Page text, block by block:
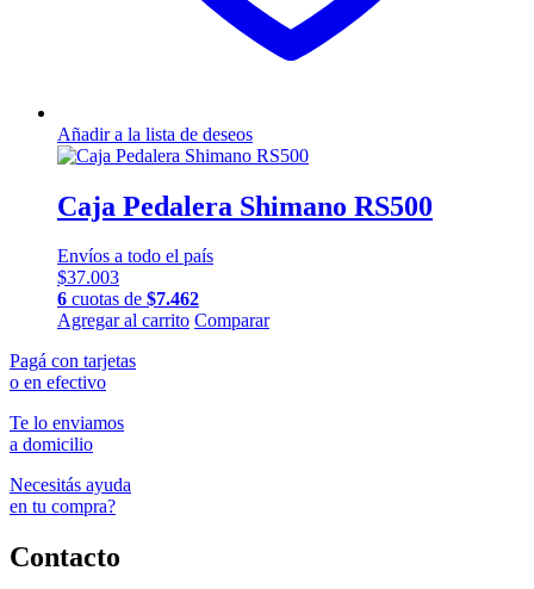
Añadir a la lista de deseos
Caja Pedalera Shimano RS500
Envíos a todo el país
$37.003
6 cuotas de $7.462
Agregar al carrito Comparar
Pagá con tarjetas
o en efectivo
Te lo enviamos
a domicilio
Necesitás ayuda
en tu compra?
Contacto